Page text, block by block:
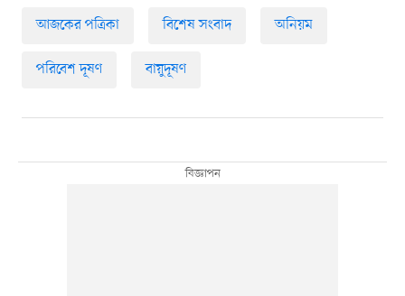
আজকের পত্রিকা বিশেষ সংবাদ অনিয়ম
পরিবেশ দূষণ বায়ুদূষণ